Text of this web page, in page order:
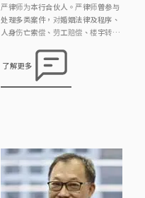
严律师为本行合伙人。严律师曾参与
处理多类案件，对婚姻法律及程序、
人身伤亡索偿、劳工赔偿、楼宇转让
了解更多